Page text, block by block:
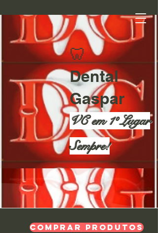
​
🦷
Dental
Gaspar
VC em 1º Lugar
Sempre!
Comprar Produtos